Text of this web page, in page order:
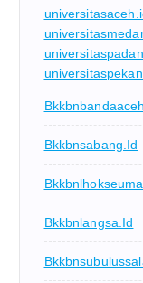
Bkkbnsabang.id
Bkkbnlangsa.id